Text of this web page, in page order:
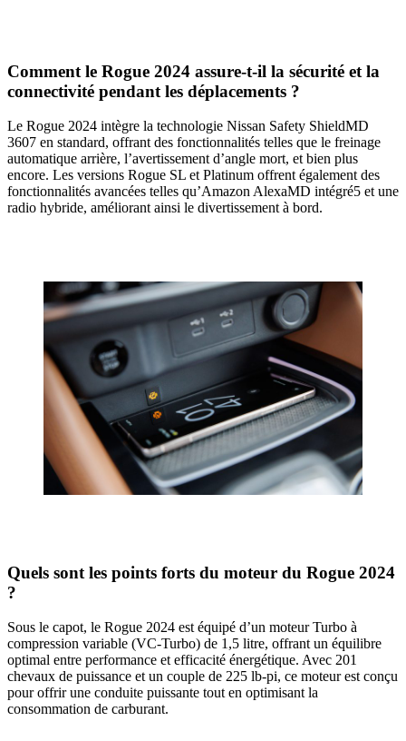
Comment le Rogue 2024 assure-t-il la sécurité et la
connectivité pendant les déplacements ?
Le Rogue 2024 intègre la technologie Nissan Safety ShieldMD
3607 en standard, offrant des fonctionnalités telles que le freinage
automatique arrière, l’avertissement d’angle mort, et bien plus
encore. Les versions Rogue SL et Platinum offrent également des
fonctionnalités avancées telles qu’Amazon AlexaMD intégré5 et une
radio hybride, améliorant ainsi le divertissement à bord.
Quels sont les points forts du moteur du Rogue 2024
?
Sous le capot, le Rogue 2024 est équipé d’un moteur Turbo à
compression variable (VC-Turbo) de 1,5 litre, offrant un équilibre
optimal entre performance et efficacité énergétique. Avec 201
chevaux de puissance et un couple de 225 lb-pi, ce moteur est conçu
pour offrir une conduite puissante tout en optimisant la
consommation de carburant.